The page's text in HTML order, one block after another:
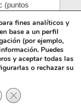
(puntos
correcta
el análisis de
sanitario,
de catering),
fines analíticos y
base a un perfil
(por ejemplo,
Puedes
y aceptar todas las
o rechazar su
Cerrar el banner de